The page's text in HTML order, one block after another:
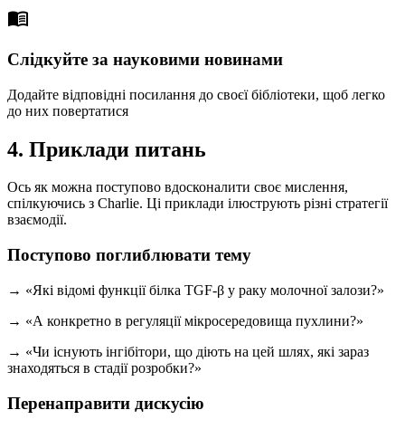
menu_book
Слідкуйте за науковими новинами
Додайте відповідні посилання до своєї бібліотеки, щоб легко
до них повертатися
4. Приклади питань
Ось як можна поступово вдосконалити своє мислення,
спілкуючись з Charlie. Ці приклади ілюструють різні стратегії
взаємодії.
Поступово поглиблювати тему
→ «Які відомі функції білка TGF-β у раку молочної залози?»
→ «А конкретно в регуляції мікросередовища пухлини?»
→ «Чи існують інгібітори, що діють на цей шлях, які зараз
знаходяться в стадії розробки?»
Перенаправити дискусію